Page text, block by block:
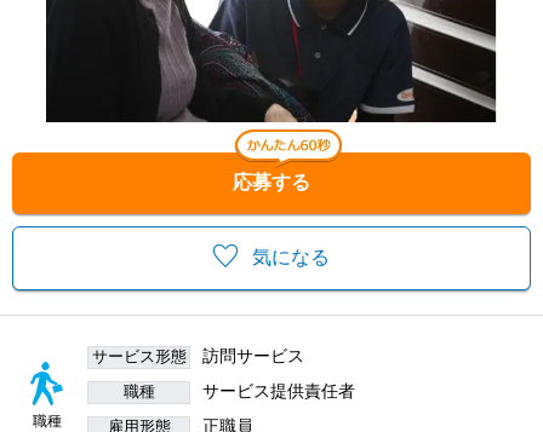
気になる
応募する
職種
サービス形態 訪問サービス
職種 サービス提供責任者
雇用形態 正職員